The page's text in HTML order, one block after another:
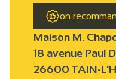
on
Maison M.
18 avenue Paul
26600 TAIN-